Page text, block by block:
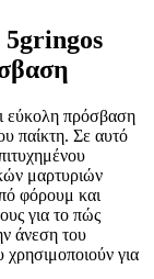
5gringos
εύκολη πρόσβαση
παίκτη. Σε αυτό
μαρτυριών
φόρουμ και
για το πώς
άνεση του
χρησιμοποιούν για